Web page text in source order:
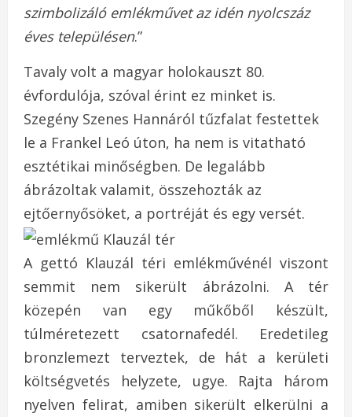
szimbolizáló emlékművet az idén nyolcszáz
éves településen.”
Tavaly volt a magyar holokauszt 80.
évfordulója, szóval érint ez minket is.
Szegény Szenes Hannáról tűzfalat festettek
le a Frankel Leó úton, ha nem is vitatható
esztétikai minőségben. De legalább
ábrázoltak valamit, összehozták az
ejtőernyősöket, a portréját és egy versét.
A gettó Klauzál téri emlékművénél viszont
semmit nem sikerült ábrázolni. A tér
közepén van egy műkőből készült,
túlméretezett csatornafedél. Eredetileg
bronzlemezt terveztek, de hát a kerületi
költségvetés helyzete, ugye. Rajta három
nyelven felirat, amiben sikerült elkerülni a